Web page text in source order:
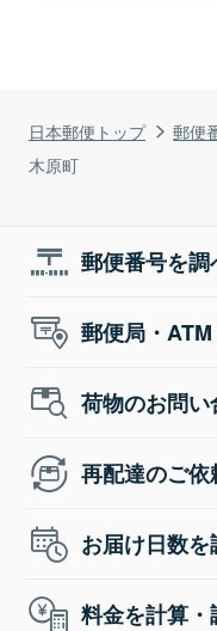
日本郵便トップ 郵便
木原町
郵便番号を調
郵便局・
荷物のお問い
再配達のご依
お届け日数を
料金を計算・